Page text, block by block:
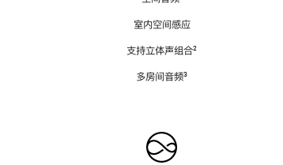
室内空间感应
支持立体声组合脚
²
多房间音频脚
³